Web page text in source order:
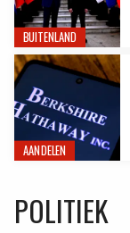
BUITENLAND
AANDELEN
POLITIEK